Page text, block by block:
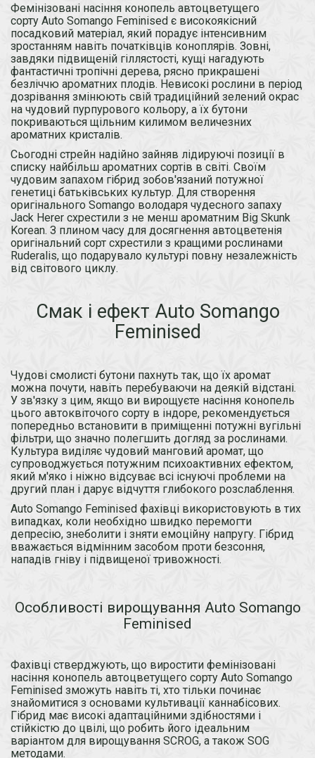
Фемінізовані насіння конопель автоцветущего
сорту Auto Somango Feminised є високоякісний
посадковий матеріал, який порадує інтенсивним
зростанням навіть початківців коноплярів. Зовні,
завдяки підвищеній гіллястості, кущі нагадують
фантастичні тропічні дерева, рясно прикрашені
безліччю ароматних плодів. Невисокі рослини в період
дозрівання змінюють свій традиційний зелений окрас
на чудовий пурпурового кольору, а їх бутони
покриваються щільним килимом величезних
ароматних кристалів.
Сьогодні стрейн надійно зайняв лідируючі позиції в
списку найбільш ароматних сортів в світі. Своїм
чудовим запахом гібрид зобов'язаний потужної
генетиці батьківських культур. Для створення
оригінального Somango володаря чудесного запаху
Jack Herer схрестили з не менш ароматним Big Skunk
Korean. З плином часу для досягнення автоцветенія
оригінальний сорт схрестили з кращими рослинами
Ruderalis, що подарувало культурі повну незалежність
від світового циклу.
Смак і ефект Auto Somango
Feminised
Чудові смолисті бутони пахнуть так, що їх аромат
можна почути, навіть перебуваючи на деякій відстані.
У зв'язку з цим, якщо ви вирощуєте насіння конопель
цього автоквіточого сорту в індоре, рекомендується
попередньо встановити в приміщенні потужні вугільні
фільтри, що значно полегшить догляд за рослинами.
Культура виділяє чудовий манговий аромат, що
супроводжується потужним психоактивних ефектом,
який м'яко і ніжно відсуває всі існуючі проблеми на
другий план і дарує відчуття глибокого розслаблення.
Auto Somango Feminised фахівці використовують в тих
випадках, коли необхідно швидко перемогти
депресію, знеболити і зняти емоційну напругу. Гібрид
вважається відмінним засобом проти безсоння,
нападів гніву і підвищеної тривожності.
Особливості вирощування Auto Somango
Feminised
Фахівці стверджують, що виростити фемінізовані
насіння конопель автоцветущего сорту Auto Somango
Feminised зможуть навіть ті, хто тільки починає
знайомитися з основами культивації каннабісових.
Гібрид має високі адаптаційними здібностями і
стійкістю до цвілі, що робить його ідеальним
варіантом для вирощування SCROG, а також SOG
методами.